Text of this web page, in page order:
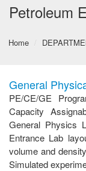
Petroleum
Home /
General
PE/CE/GE
Capacity
General Physics
Entrance Lab
volume and
Simulated